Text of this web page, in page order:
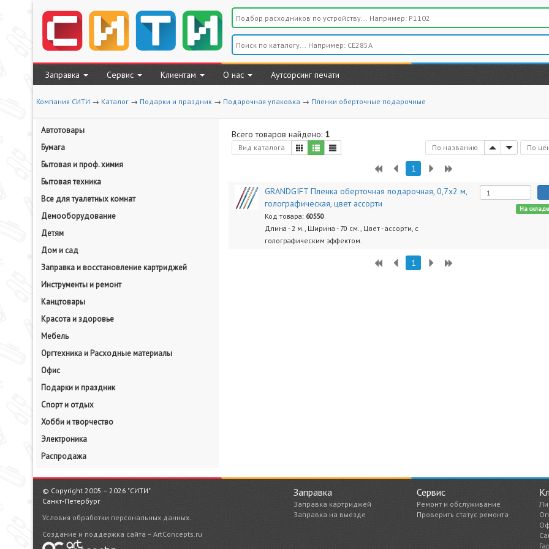
Заправка Сервис Клиентам О нас Аутсорсинг печати
Компания СИТИ → Каталог → Подарки и праздник → Подарочная упаковка → Пленки оберточные подарочные
Автотовары
Бумага
Бытовая и проф. химия
Бытовая техника
Все для туалетных комнат
Демооборудование
Детям
Дом и сад
Заправка и восстановление картриджей
Инструменты и ремонт
Канцтовары
Красота и здоровье
Мебель
Оргтехника и Расходные материалы
Офис
Подарки и праздник
Спорт и отдых
Хобби и творчество
Электроника
Распродажа
Всего товаров найдено: 1
Вид каталога По названию По
1
GRANDGIFT Пленка оберточная подарочная, 0,7х2 м,
голографическая, цвет ассорти
Код товара: 60550
Длина - 2 м., Ширина - 70 см., Цвет - ассорти, с
голографическим эффектом.
На складе
1
Заправка
Заправка картриджей
Заправка на выезде
Сервис
Ремонт и обслуживание
Проверить статус ремонта
© Copyright 2005 – 2026 "СИТИ"
Санкт-Петербург
Условия обработки персональных данных.
Создание и поддержка сайта – ArtConcepts.ru